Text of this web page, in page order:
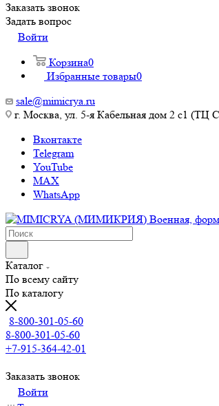
Заказать звонок
Задать вопрос
Войти
Корзина0
Избранные товары0
sale@mimicrya.ru
г. Москва, ул. 5-я Кабельная дом 2 с1 (ТЦ
Вконтакте
Telegram
YouTube
MAX
WhatsApp
Каталог
По всему сайту
По каталогу
8-800-301-05-60
8-800-301-05-60
+7-915-364-42-01
Заказать звонок
Войти